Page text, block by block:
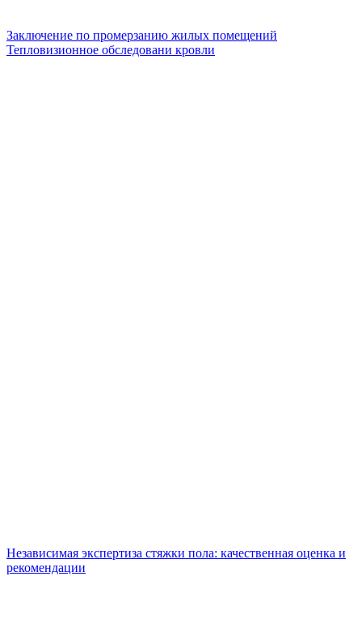
Заключение по промерзанию жилых помещений
Тепловизионное обследовани кровли
Независимая экспертиза стяжки пола: качественная оценка и
рекомендации